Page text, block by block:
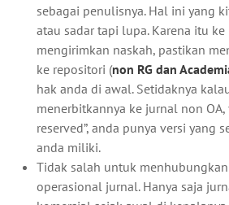
sebagai penulisnya. Hal ini yang
atau sadar tapi lupa. Karena itu
mengirimkan naskah, pastikan
ke repositori (non RG dan
hak anda di awal. Setidaknya
menerbitkannya ke jurnal non OA,
reserved”, anda punya versi yang
anda miliki.
Tidak salah untuk menhubungkan
operasional jurnal. Hanya saja